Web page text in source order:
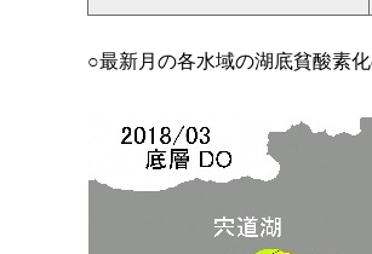
○最新月の各水域の湖底貧酸素